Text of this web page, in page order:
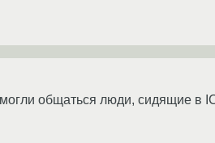
общаться люди, сидящие в